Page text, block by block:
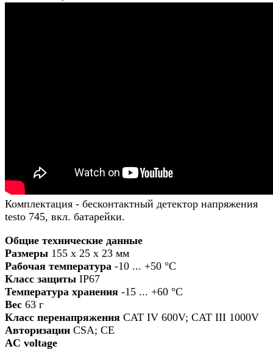
Комплектация - бесконтактный детектор напряжения
testo 745, вкл. батарейки.
Общие технические данные
Размеры 155 x 25 x 23 мм
Рабочая температура -10 ... +50 °C
Класс защиты IP67
Температура хранения -15 ... +60 °C
Вес 63 г
Класс перенапряжения CAT IV 600V; CAT III 1000V
Авторизации CSA; CE
AC voltage